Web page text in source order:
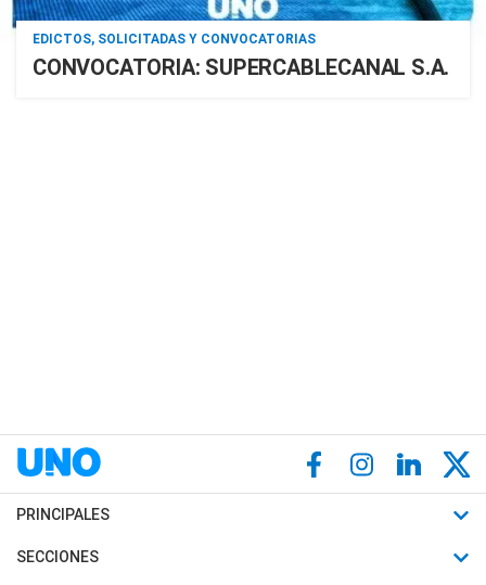
EDICTOS, SOLICITADAS Y CONVOCATORIAS
CONVOCATORIA: SUPERCABLECANAL S.A.
PRINCIPALES
Últimas Noticias
SECCIONES